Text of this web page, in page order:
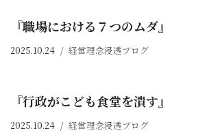
『職場における７つのムダ』
2025.10.24 経営理念浸透ブログ
『行政がこども食堂を潰す』
2025.10.24 経営理念浸透ブログ